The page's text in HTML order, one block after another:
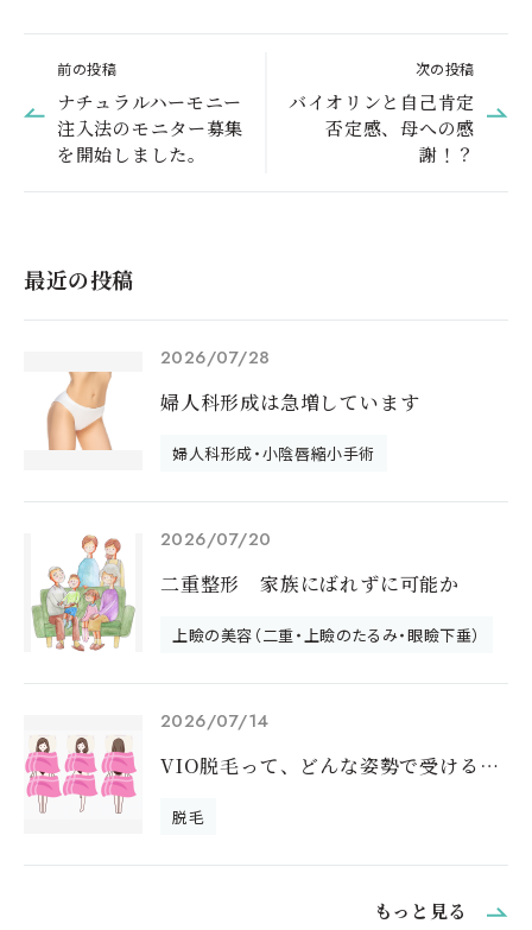
前の投稿
ナチュラルハーモニー
注入法のモニター募集
を開始しました。
次の投稿
バイオリンと自己肯定
否定感、母への感
謝！？
最近の投稿
2026/07/28
婦人科形成は急増しています
婦人科形成・小陰唇縮小手術
2026/07/20
二重整形 家族にばれずに可能か
上瞼の美容（二重・上瞼のたるみ・眼瞼下垂）
2026/07/14
VIO脱毛って、どんな姿勢で受けるの？｜
脱毛
もっと見る